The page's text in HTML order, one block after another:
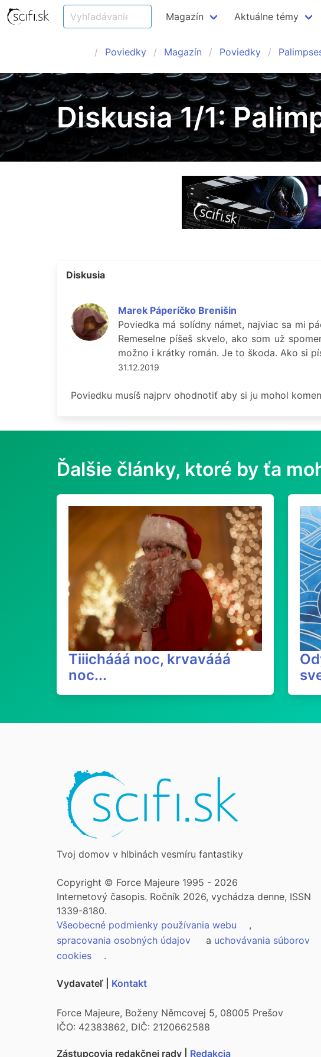
Magazín Aktuálne témy
Poviedky Magazín Poviedky
Diskusia 1/1:
Diskusia
Marek Páperíčko Brenišin
Poviedka má solídny námet, najviac sa mi
Remeselne píšeš skvelo, ako som už
možno i krátky román. Je to škoda. Ako si
31.12.2019
Poviedku musíš najprv ohodnotiť aby si ju mohol
Ďalšie články, ktoré by ťa
Tiiichááá noc, krvavááá
noc...
Tvoj domov v hlbinách vesmíru fantastiky
Copyright © Force Majeure 1995 - 2026
Internetový časopis. Ročník 2026, vychádza denne, ISSN
1339-8180.
Všeobecné podmienky používania webu
,
spracovania osobných údajov
a uchovávania súborov
cookies
.
Vydavateľ | Kontakt
Force Majeure, Boženy Němcovej 5, 08005 Prešov
IČO: 42383862, DIČ: 2120662588
Zástupcovia redakčnej rady | Redakcia